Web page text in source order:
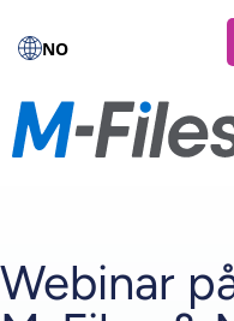
NO
Webinar